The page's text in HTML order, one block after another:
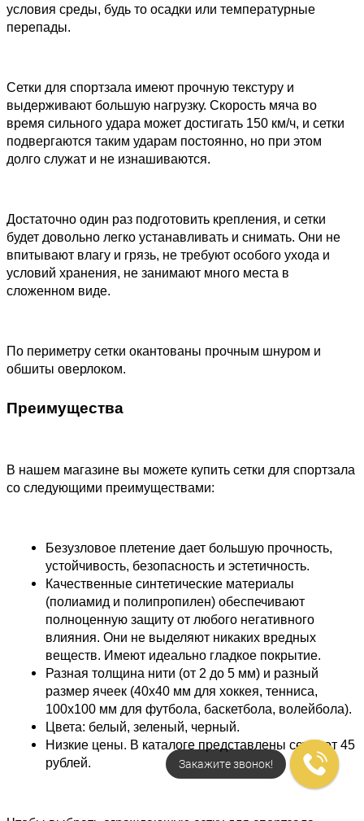
условия среды, будь то осадки или температурные
перепады.
Сетки для спортзала имеют прочную текстуру и
выдерживают большую нагрузку. Скорость мяча во
время сильного удара может достигать 150 км/ч, и сетки
подвергаются таким ударам постоянно, но при этом
долго служат и не изнашиваются.
Достаточно один раз подготовить крепления, и сетки
будет довольно легко устанавливать и снимать. Они не
впитывают влагу и грязь, не требуют особого ухода и
условий хранения, не занимают много места в
сложенном виде.
По периметру сетки окантованы прочным шнуром и
обшиты оверлоком.
Преимущества
В нашем магазине вы можете купить сетки для спортзала
со следующими преимуществами:
Безузловое плетение дает большую прочность,
устойчивость, безопасность и эстетичность.
Качественные синтетические материалы
(полиамид и полипропилен) обеспечивают
полноценную защиту от любого негативного
влияния. Они не выделяют никаких вредных
веществ. Имеют идеально гладкое покрытие.
Разная толщина нити (от 2 до 5 мм) и разный
размер ячеек (40х40 мм для хоккея, тенниса,
100х100 мм для футбола, баскетбола, волейбола).
Цвета: белый, зеленый, черный.
Низкие цены. В каталоге представлены сетки от 45
рублей.
Закажите звонок!